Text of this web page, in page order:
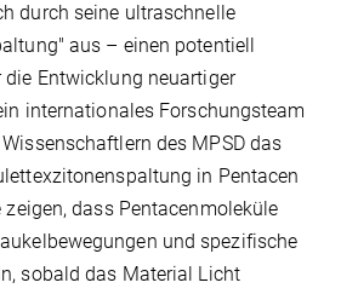
durch seine ultraschnelle
aus – einen potentiell
Entwicklung neuartiger
internationales Forschungsteam
des MPSD das
in Pentacen
dass Pentacenmoleküle
und spezifische
sobald das Material Licht